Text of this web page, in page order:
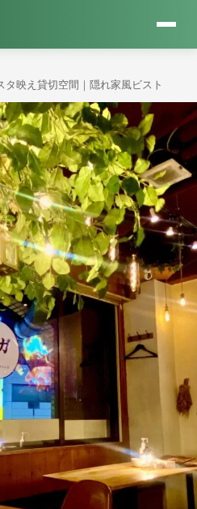
タ映え貸切空間｜隠れ家風ビスト